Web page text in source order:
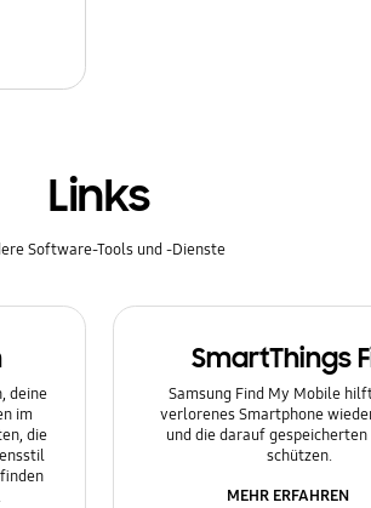
Links
Software-Tools und -Dienste
deine
im
die
SmartThings
Samsung Find My Mobile
verlorenes Smartphone
und die darauf
schützen.
MEHR ERFAHREN